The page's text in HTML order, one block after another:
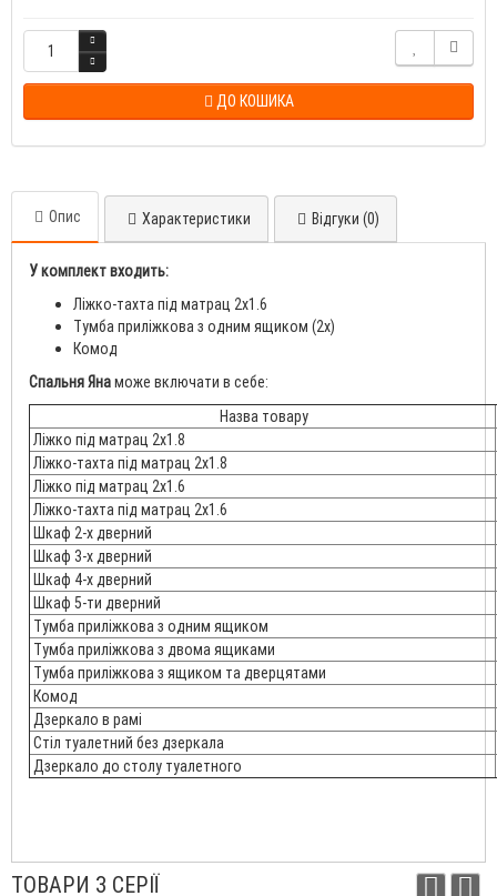
ДО КОШИКА
Опис Характеристики Відгуки (0)
У комплект входить:
Ліжко-тахта під матрац 2x1.6
Тумба приліжкова з одним ящиком (2х)
Комод
Спальня Янаможе включати в себе:
Назва товару
Ліжко під матрац 2x1.8
Ліжко-тахта під матрац 2x1.8
Ліжко під матрац 2x1.6
Ліжко-тахта під матрац 2x1.6
Шкаф 2-х дверний
Шкаф 3-х дверний
Шкаф 4-х дверний
Шкаф 5-ти дверний
Тумба приліжкова з одним ящиком
Тумба приліжкова з двома ящиками
Тумба приліжкова з ящиком та дверцятами
Комод
Дзеркало в рамі
Стіл туалетний без дзеркала
Дзеркало до столу туалетного
ТОВАРИ З СЕРІЇ